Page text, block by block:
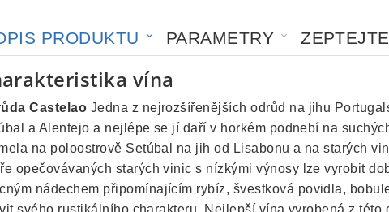
PRODUKTU PARAMETRY
vína
Castelao Jedna z nejrozšířenějších odrůd na jihu
a Alentejo a nejlépe se jí daří v horkém podnebí na
na poloostrově Setúbal na jih od Lisabonu a na starých
opečovávaných starých vinic s nízkými výnosy lze vyrobit
nádechem připomínajícím rybíz, švestková povidla,